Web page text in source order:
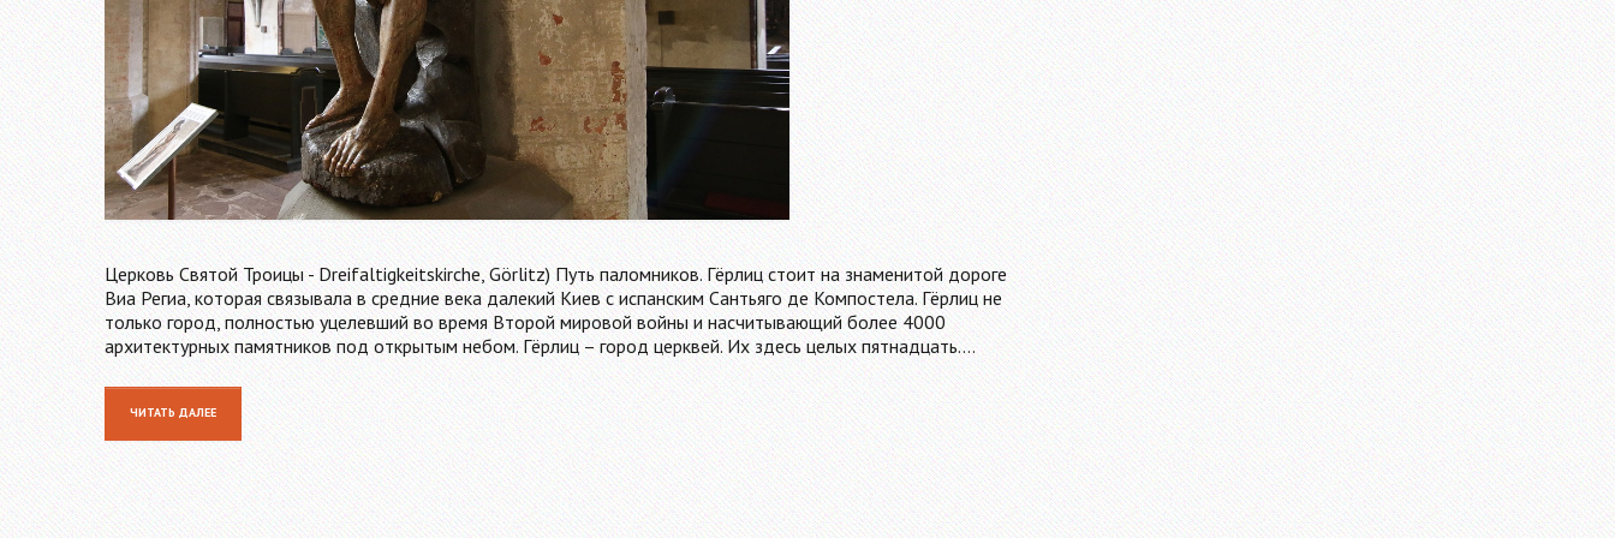
Церковь Святой Троицы - Dreifaltigkeitskirche, Görlitz) Путь паломников. Гёрлиц стоит на знаменитой дороге
Виа Региа, которая связывала в средние века далекий Киев с испанским Сантьяго де Компостела. Гёрлиц не
только город, полностью уцелевший во время Второй мировой войны и насчитывающий более 4000
архитектурных памятников под открытым небом. Гёрлиц – город церквей. Их здесь целых пятнадцать.…
ЧИТАТЬ ДАЛЕЕ